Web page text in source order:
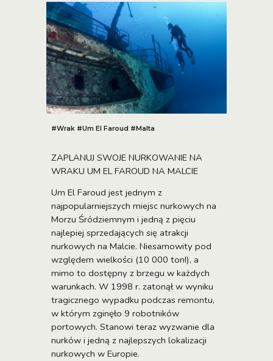
#Wrak #Um El Faroud #Malta
ZAPLANUJ SWOJE NURKOWANIE NA
WRAKU UM EL FAROUD NA MALCIE
Um El Faroud jest jednym z
najpopularniejszych miejsc nurkowych na
Morzu Śródziemnym i jedną z pięciu
najlepiej sprzedających się atrakcji
nurkowych na Malcie. Niesamowity pod
względem wielkości (10 000 ton!), a
mimo to dostępny z brzegu w każdych
warunkach. W 1998 r. zatonął w wyniku
tragicznego wypadku podczas remontu,
w którym zginęło 9 robotników
portowych. Stanowi teraz wyzwanie dla
nurków i jedną z najlepszych lokalizacji
nurkowych w Europie.